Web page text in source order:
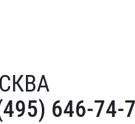
646-74-